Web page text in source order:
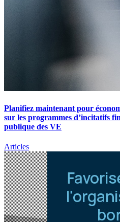
Planifiez maintenant pour
sur les programmes d’incitatifs
publique des VE
Articles